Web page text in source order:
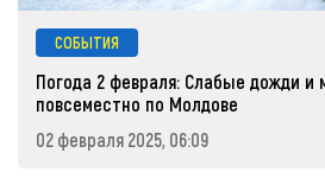
СОБЫТИЯ
Погода 2 февраля: Слабые дожди и
повсеместно по Молдове
02 февраля 2025, 06:09